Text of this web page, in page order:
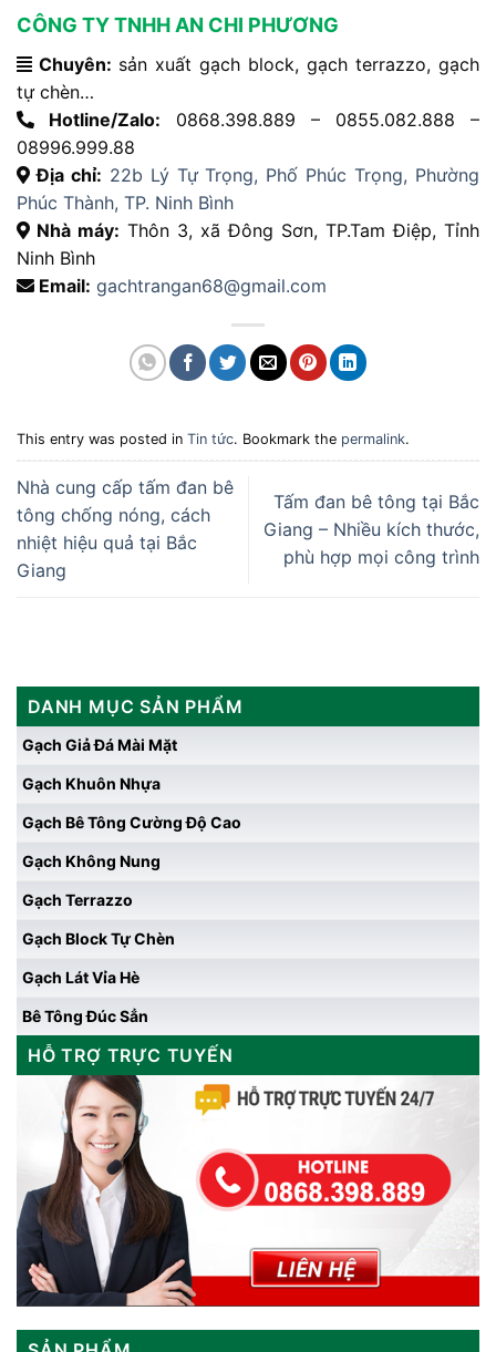
CÔNG TY TNHH AN CHI PHƯƠNG
Chuyên: sản xuất gạch block, gạch terrazzo, gạch
tự chèn…
Hotline/Zalo: 0868.398.889 – 0855.082.888 –
08996.999.88
Địa chỉ: 22b Lý Tự Trọng, Phố Phúc Trọng, Phường
Phúc Thành, TP. Ninh Bình
Nhà máy: Thôn 3, xã Đông Sơn, TP.Tam Điệp, Tỉnh
Ninh Bình
Email: gachtrangan68@gmail.com
This entry was posted in Tin tức. Bookmark the permalink.
Nhà cung cấp tấm đan bê
tông chống nóng, cách
nhiệt hiệu quả tại Bắc
Giang
Tấm đan bê tông tại Bắc
Giang – Nhiều kích thước,
phù hợp mọi công trình
DANH MỤC SẢN PHẨM
Gạch Giả Đá Mài Mặt
Gạch Khuôn Nhựa
Gạch Bê Tông Cường Độ Cao
Gạch Không Nung
Gạch Terrazzo
Gạch Block Tự Chèn
Gạch Lát Vỉa Hè
Bê Tông Đúc Sẳn
HỖ TRỢ TRỰC TUYẾN